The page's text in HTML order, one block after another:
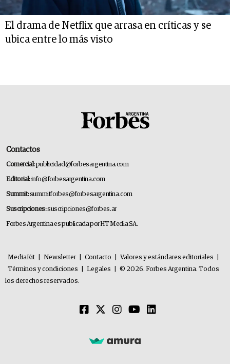
El drama de Netflix que arrasa en críticas y se
ubica entre lo más visto
Contactos
Comercial:publicidad@forbesargentina.com
Editorial:info@forbesargentina.com
Summit:summitforbes@forbesargentina.com
Suscripciones:suscripciones@forbes.ar
Forbes Argentina es publicada por HT Media SA.
MediaKit Newsletter Contacto Valores y estándares editoriales
Términos y condiciones
Legales
© 2026. Forbes Argentina. Todos
los derechos reservados.